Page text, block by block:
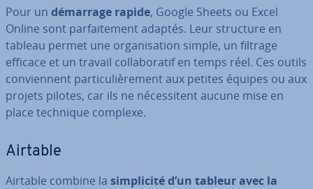
Pour un démarrage rapide, Google Sheets ou Excel
Online sont par­fai­te­ment adaptés. Leur structure en
tableau permet une or­ga­ni­sa­tion simple, un filtrage
efficace et un travail col­la­bo­ra­tif en temps réel. Ces outils
con­vien­nent par­ti­cu­liè­re­ment aux petites équipes ou aux
projets pilotes, car ils ne né­ces­si­tent aucune mise en
place technique complexe.
Airtable
Airtable combine la sim­pli­cité d’un tableur avec la